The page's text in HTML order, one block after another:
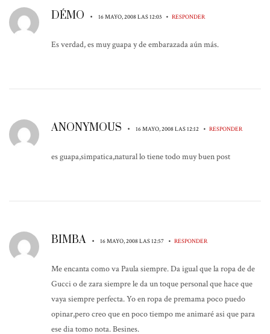
DÉMO • 16 MAYO, 2008 LAS 12:03 • RESPONDER
Es verdad, es muy guapa y de embarazada aún más.
ANONYMOUS • 16 MAYO, 2008 LAS 12:12 • RESPONDER
es guapa,simpatica,natural lo tiene todo muy buen post
BIMBA • 16 MAYO, 2008 LAS 12:57 • RESPONDER
Me encanta como va Paula siempre. Da igual que la ropa de de
Gucci o de zara siempre le da un toque personal que hace que
vaya siempre perfecta. Yo en ropa de premama poco puedo
opinar,pero creo que en poco tiempo me animaré asi que para
ese dia tomo nota. Besines.